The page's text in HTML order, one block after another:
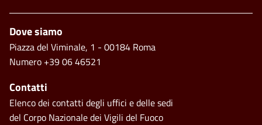
Footer
Dove siamo
Piazza del Viminale, 1 - 00184 Roma
Numero +39 06 46521
Contatti
Elenco dei contatti degli uffici e delle sedi
del Corpo Nazionale dei Vigili del Fuoco